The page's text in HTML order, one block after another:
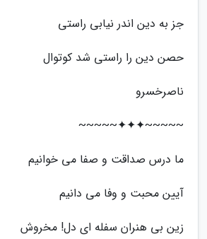
جز به دین اندر نیابی راستی
حصن دین را راستی شد کوتوال
ناصرخسرو
~~~~~✦✦✦~~~~~
ما درس صداقت و صفا می خوانیم
آیین محبت و وفا می دانیم
زین بی هنران سفله ای دل! مخروش